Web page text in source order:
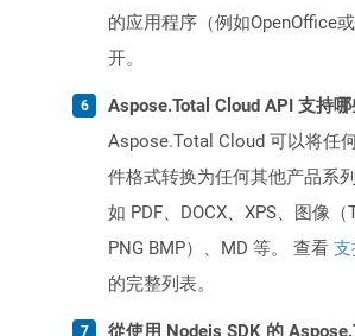
的应用程序（例如OpenOffice
开。
Aspose.Total Cloud API 支持
Aspose.Total Cloud 可以将任
件格式转换为任何其他产品系
如 PDF、DOCX、XPS、图像（
PNG BMP）、MD 等。 查看 支
的完整列表。
從使用 Nodejs SDK 的